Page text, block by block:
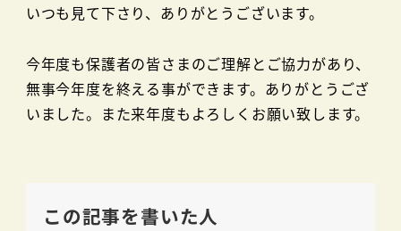
いつも見て下さり、ありがとうございます。
今年度も保護者の皆さまのご理解とご協力があり、
無事今年度を終える事ができます。ありがとうござ
いました。また来年度もよろしくお願い致します。
この記事を書いた人